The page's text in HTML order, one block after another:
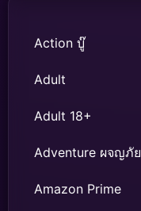
Action บู๊
Adult
Adult 18+
Adventure ผจญภัย
Amazon Prime